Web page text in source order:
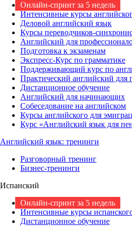
Онлайн-спринт за 5 недель
Интенсивные курсы
Деловой английский язык
Курсы переводчиков-
Английский для
Подготовка к экзаменам
Экспресс-Курс по грамматике
Поддерживающий курс по
Практический английский для
Дистанционное обучение
Английский для начинающих
Собеседование на английском
Курсы английского для
Курс «Английский язык для
Английский язык: тренинги
Разговорный тренинг
Бизнес-тренинги
Испанский
Онлайн-спринт за 5 недель
Интенсивные курсы
Дистанционное обучение